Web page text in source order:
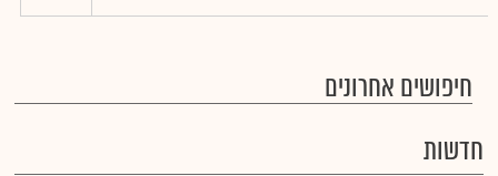
חיפושים אחרונים
חדשות